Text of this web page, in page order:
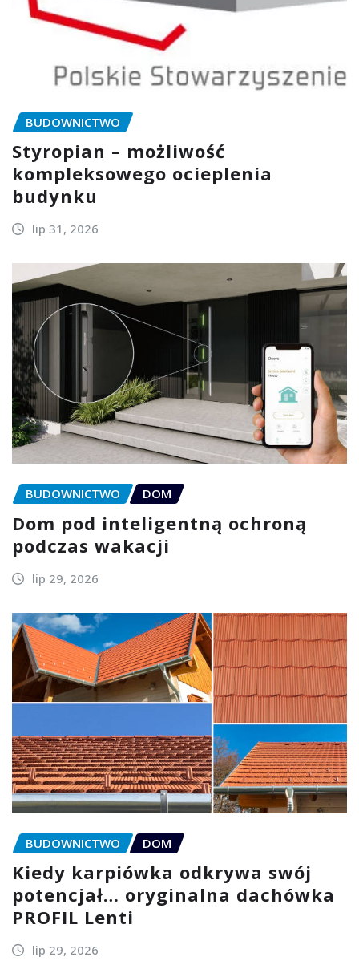
BUDOWNICTWO
Styropian – możliwość
kompleksowego ocieplenia
budynku
lip 31, 2026
BUDOWNICTWO DOM
Dom pod inteligentną ochroną
podczas wakacji
lip 29, 2026
BUDOWNICTWO DOM
Kiedy karpiówka odkrywa swój
potencjał… oryginalna dachówka
PROFIL Lenti
lip 29, 2026